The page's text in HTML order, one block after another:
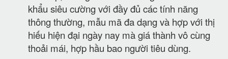
khẩu siêu cường với đầy đủ các tính năng
thông thường, mẫu mã đa dạng và hợp với thị
hiếu hiện đại ngày nay mà giá thành vô cùng
thoải mái, hợp hầu bao người tiêu dùng.